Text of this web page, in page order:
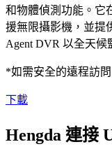
和物體偵測功能。它
援無限攝影機，並提
Agent DVR 以全天候
*如需安全的遠程訪
下載
Hengda 連接